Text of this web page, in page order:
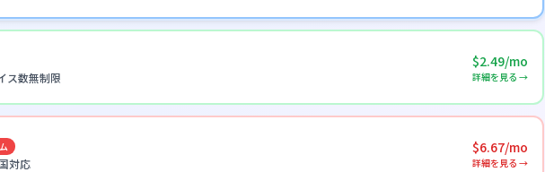
数無制限
$2.49/mo
詳細を見る →
対応
$6.67/mo
詳細を見る →